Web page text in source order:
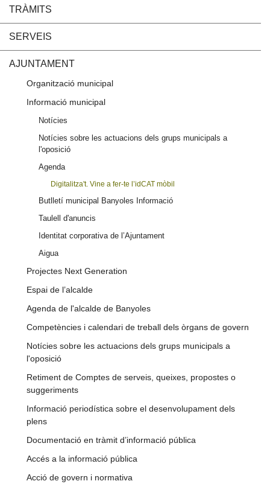
TRÀMITS
SERVEIS
AJUNTAMENT
Organització municipal
Informació municipal
Notícies
Notícies sobre les actuacions dels grups municipals a
l'oposició
Agenda
Digitalitza't. Vine a fer-te l’idCAT mòbil
Butlletí municipal Banyoles Informació
Taulell d'anuncis
Identitat corporativa de l’Ajuntament
Aigua
Projectes Next Generation
Espai de l’alcalde
Agenda de l'alcalde de Banyoles
Competències i calendari de treball dels òrgans de govern
Notícies sobre les actuacions dels grups municipals a
l'oposició
Retiment de Comptes de serveis, queixes, propostes o
suggeriments
Informació periodística sobre el desenvolupament dels
plens
Documentació en tràmit d’informació pública
Accés a la informació pública
Acció de govern i normativa